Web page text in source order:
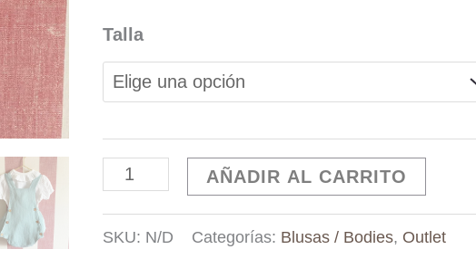
era:
16,90 €.15,21 €.
Talla
Blusa
bambula
AÑADIR AL CARRITO
SKU: N/D Categorías: Blusas / Bodies, Outlet